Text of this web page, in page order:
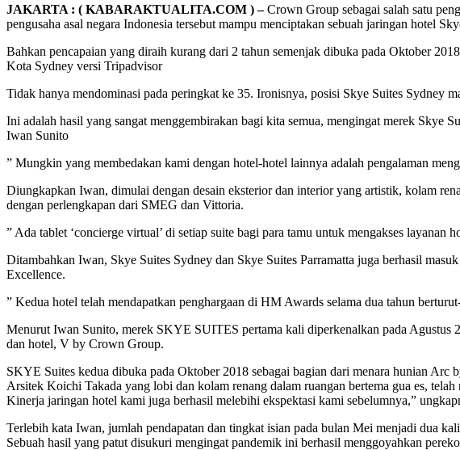
JAKARTA : ( KABARAKTUALITA.COM ) –Crown Group sebagai salah satu
pengusaha asal negara Indonesia tersebut mampu menciptakan sebuah jaringan hotel
Bahkan pencapaian yang diraih kurang dari 2 tahun semenjak dibuka pada Oktober
Kota Sydney versi Tripadvisor
Tidak hanya mendominasi pada peringkat ke 35. Ironisnya, posisi Skye Suites Sydney
Ini adalah hasil yang sangat menggembirakan bagi kita semua, mengingat merek Skye
Iwan Sunito
” Mungkin yang membedakan kami dengan hotel-hotel lainnya adalah pengalaman
Diungkapkan Iwan, dimulai dengan desain eksterior dan interior yang artistik, kolam
dengan perlengkapan dari SMEG dan Vittoria.
” Ada tablet ‘concierge virtual’ di setiap suite bagi para tamu untuk mengakses layanan
Ditambahkan Iwan, Skye Suites Sydney dan Skye Suites Parramatta juga berhasil
Excellence.
” Kedua hotel telah mendapatkan penghargaan di HM Awards selama dua tahun
Menurut Iwan Sunito, merek SKYE SUITES pertama kali diperkenalkan pada Agustus
dan hotel, V by Crown Group.
SKYE Suites kedua dibuka pada Oktober 2018 sebagai bagian dari menara hunian
Arsitek Koichi Takada yang lobi dan kolam renang dalam ruangan bertema gua es,
Kinerja jaringan hotel kami juga berhasil melebihi ekspektasi kami sebelumnya,”
Terlebih kata Iwan, jumlah pendapatan dan tingkat isian pada bulan Mei menjadi dua
Sebuah hasil yang patut disukuri mengingat pandemik ini berhasil menggoyahkan